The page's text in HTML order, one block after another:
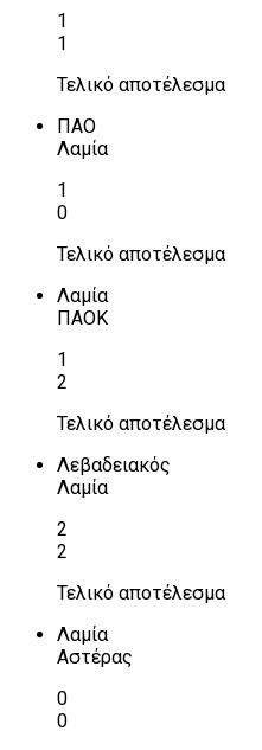
1
1
Τελικό αποτέλεσμα
ΠΑΟ
Λαμία
1
0
Τελικό αποτέλεσμα
Λαμία
ΠΑΟΚ
1
2
Τελικό αποτέλεσμα
Λεβαδειακός
Λαμία
2
2
Τελικό αποτέλεσμα
Λαμία
Αστέρας
0
0